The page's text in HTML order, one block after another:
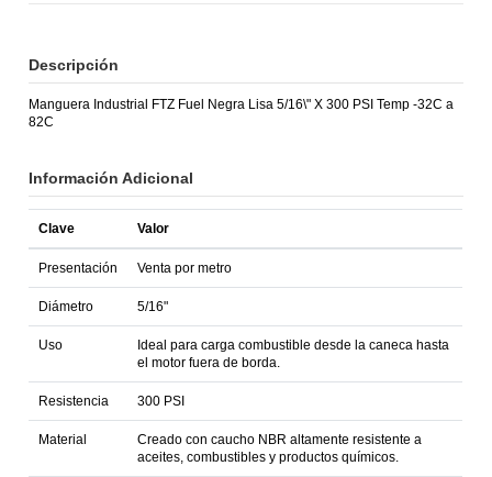
Descripción
Manguera Industrial FTZ Fuel Negra Lisa 5/16\" X 300 PSI Temp -32C a
82C
Información Adicional
Clave Valor
Presentación Venta por metro
Diámetro 5/16"
Uso
Ideal para carga combustible desde la caneca hasta
el motor fuera de borda.
Resistencia 300 PSI
Material
Creado con caucho NBR altamente resistente a
aceites, combustibles y productos químicos.